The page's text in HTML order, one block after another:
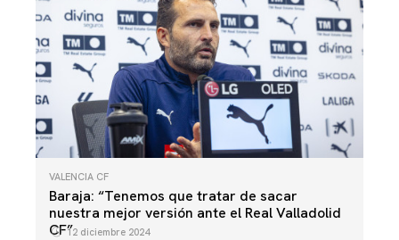
VALENCIA CF
Baraja: “Tenemos que tratar de sacar
nuestra mejor versión ante el Real Valladolid
CF”12 diciembre 2024